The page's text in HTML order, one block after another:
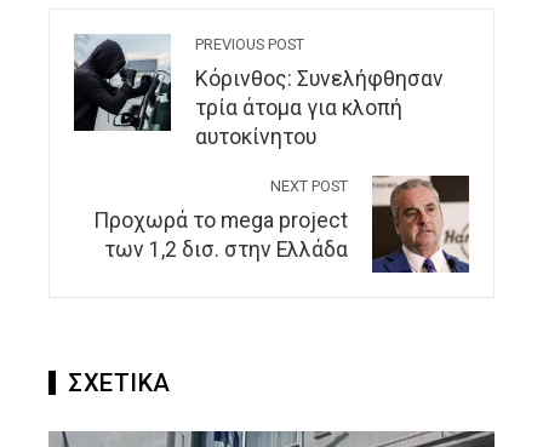
PREVIOUS POST
Κόρινθος: Συνελήφθησαν
τρία άτομα για κλοπή
αυτοκίνητου
NEXT POST
Προχωρά το mega project
των 1,2 δισ. στην Ελλάδα
ΣΧΕΤΙΚΑ